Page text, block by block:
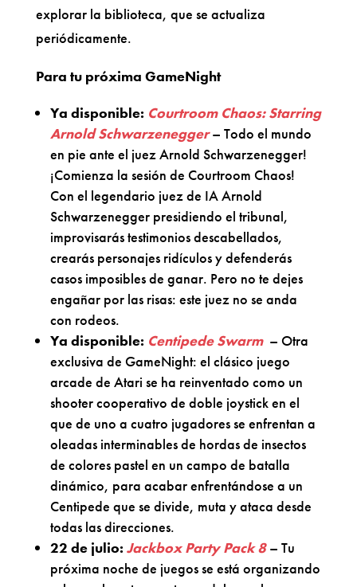
explorar la biblioteca, que se actualiza
periódicamente.
Para tu próxima GameNight
Ya disponible: Courtroom Chaos: Starring
Arnold Schwarzenegger– Todo el mundo
en pie ante el juez Arnold Schwarzenegger!
¡Comienza la sesión de Courtroom Chaos!
Con el legendario juez de IA Arnold
Schwarzenegger presidiendo el tribunal,
improvisarás testimonios descabellados,
crearás personajes ridículos y defenderás
casos imposibles de ganar. Pero no te dejes
engañar por las risas: este juez no se anda
con rodeos.
Ya disponible: Centipede Swarm– Otra
exclusiva de GameNight: el clásico juego
arcade de Atari se ha reinventado como un
shooter cooperativo de doble joystick en el
que de uno a cuatro jugadores se enfrentan a
oleadas interminables de hordas de insectos
de colores pastel en un campo de batalla
dinámico, para acabar enfrentándose a un
Centipede que se divide, muta y ataca desde
todas las direcciones.
22 de julio: Jackbox Party Pack 8– Tu
próxima noche de juegos se está organizando